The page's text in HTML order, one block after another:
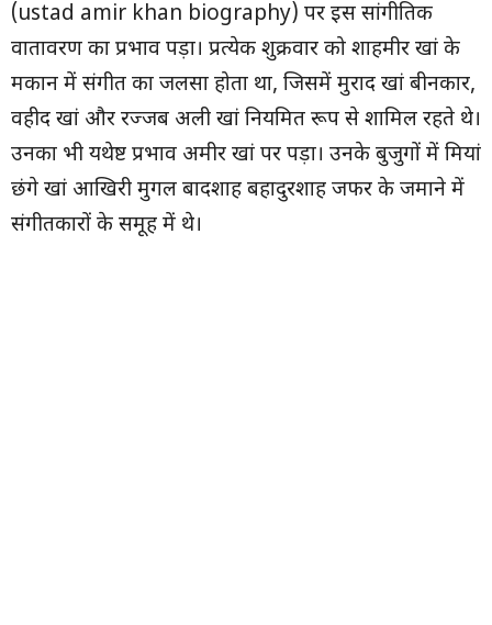
(ustad amir khan biography) पर इस सांगीतिक
वातावरण का प्रभाव पड़ा। प्रत्येक शुक्रवार को शाहमीर खां के
मकान में संगीत का जलसा होता था, जिसमें मुराद खां बीनकार,
वहीद खां और रज्जब अली खां नियमित रूप से शामिल रहते थे।
उनका भी यथेष्ट प्रभाव अमीर खां पर पड़ा। उनके बुजुगों में मियां
छंगे खां आखिरी मुगल बादशाह बहादुरशाह जफर के जमाने में
संगीतकारों के समूह में थे।